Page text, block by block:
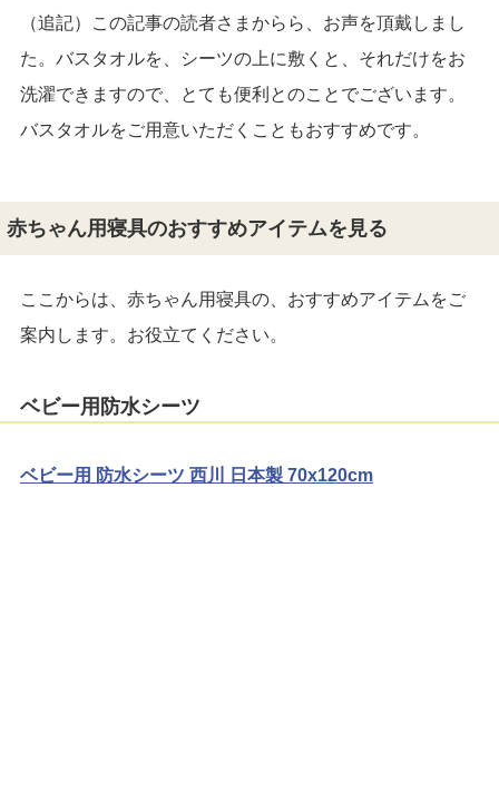
（追記）この記事の読者さまからら、お声を頂戴しまし
た。バスタオルを、シーツの上に敷くと、それだけをお
洗濯できますので、とても便利とのことでございます。
バスタオルをご用意いただくこともおすすめです。
赤ちゃん用寝具のおすすめアイテムを見る
ここからは、赤ちゃん用寝具の、おすすめアイテムをご
案内します。お役立てください。
ベビー用防水シーツ
ベビー用 防水シーツ 西川 日本製 70x120cm